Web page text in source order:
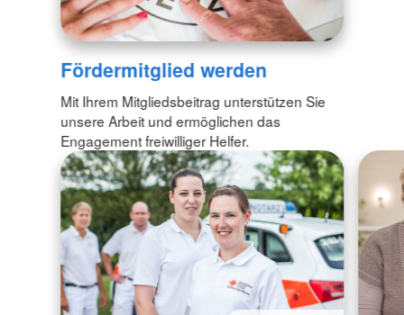
Fördermitglied werden
Mit Ihrem Mitgliedsbeitrag unterstützen Sie
unsere Arbeit und ermöglichen das
Engagement freiwilliger Helfer.